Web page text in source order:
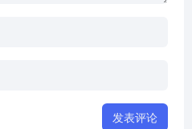
发表评论